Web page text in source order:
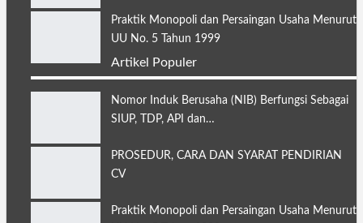
Praktik Monopoli dan Persaingan Usaha Menurut
UU No. 5 Tahun 1999
Artikel Populer
Nomor Induk Berusaha (NIB) Berfungsi Sebagai
SIUP, TDP, API dan…
PROSEDUR, CARA DAN SYARAT PENDIRIAN
CV
Praktik Monopoli dan Persaingan Usaha Menurut